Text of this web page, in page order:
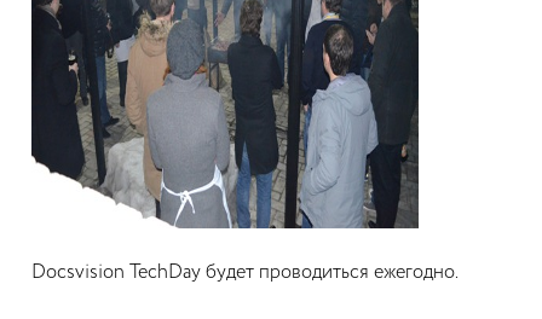
Docsvision TechDay будет проводиться ежегодно.